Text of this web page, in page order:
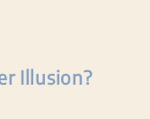
Illusion?